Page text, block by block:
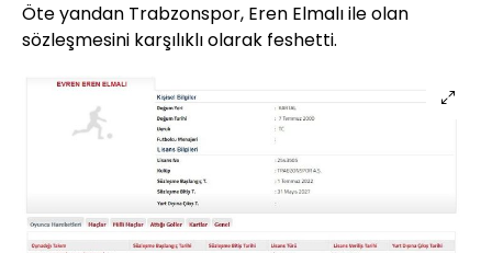
Öte yandan Trabzonspor, Eren Elmalı ile olan
sözleşmesini karşılıklı olarak feshetti.